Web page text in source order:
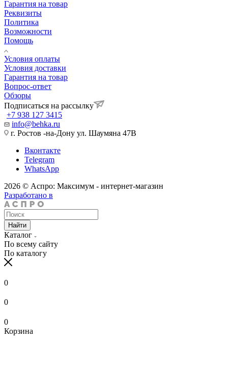
Гарантия на товар
Реквизиты
Политика
Возможности
Помощь
Условия оплаты
Условия доставки
Гарантия на товар
Вопрос-ответ
Обзоры
Подписаться на рассылку
+7 938 127 3415
info@behka.ru
г. Ростов -на-Дону ул. Шаумяна 47В
Вконтакте
Telegram
WhatsApp
2026 © Аспро: Максимум - интернет-магазин
Разработано в
Найти
Каталог
По всему сайту
По каталогу
0
0
0
Корзина